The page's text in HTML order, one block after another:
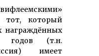
тот, который
награждённых
годов (т.н.
имеет